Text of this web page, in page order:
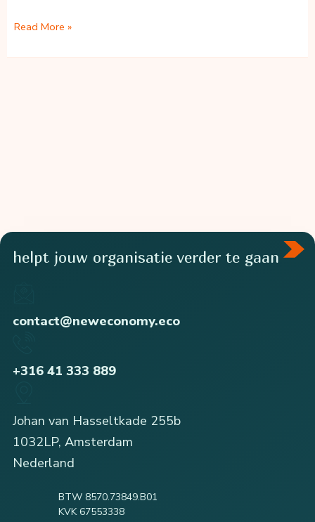
Introductie
Read More »
helpt jouw organisatie verder te gaan
contact@neweconomy.eco
+316 41 333 889
Johan van Hasseltkade 255b
1032LP, Amsterdam
Nederland
BTW 8570.73849.B01
KVK 67553338